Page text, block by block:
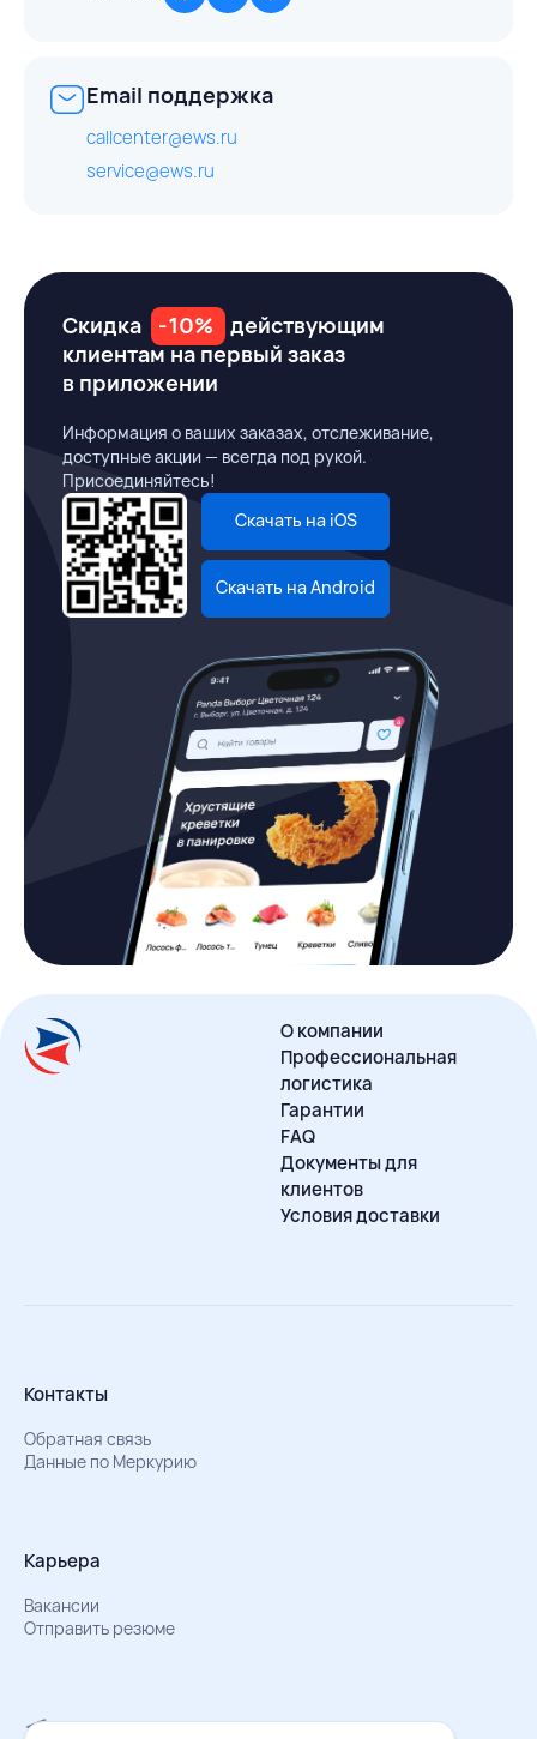
Email поддержка
callcenter@ews.ru
service@ews.ru
Скидка -10%
действующим
клиентам на первый заказ
в приложении
Информация о ваших заказах, отслеживание,
доступные акции — всегда под рукой.
Присоединяйтесь!
Скачать на iOS
Скачать на Android
О компании
Профессиональная
логистика
Гарантии
FAQ
Документы для
клиентов
Условия доставки
Контакты
Обратная связь
Данные по Меркурию
Карьера
Вакансии
Отправить резюме
Мы в Телеграм